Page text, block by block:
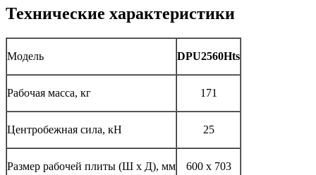
Технические характеристики
Модель DPU2560Hts
Рабочая масса, кг 171
Центробежная сила, кН 25
Размер рабочей плиты (Ш x Д), мм 600 x 703